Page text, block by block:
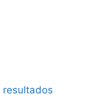
resultados